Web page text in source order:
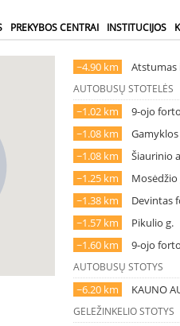
PREKYBOS CENTRAI INSTITUCIJOS
~4.90 km Atstumas
AUTOBUSŲ STOTELĖS
~1.02 km
9-ojo
~1.08 km
Gamyklos
~1.08 km
Šiaurinio
~1.25 km
Mosėdžio
~1.38 km
Devintas
~1.57 km
Pikulio g.
~1.60 km
9-ojo
AUTOBUSŲ STOTYS
~6.20 km KAUNO
GELEŽINKELIO STOTYS